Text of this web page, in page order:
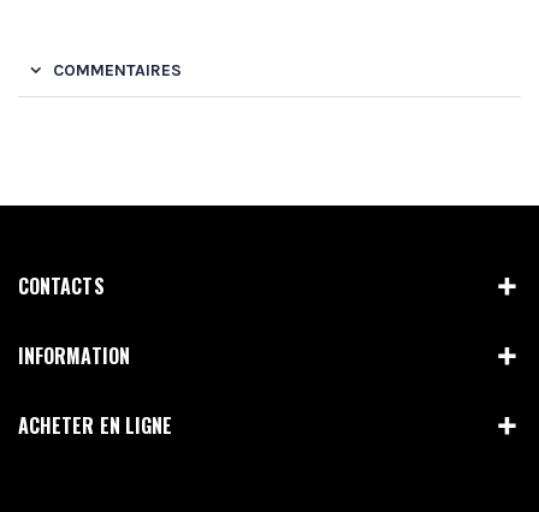
COMMENTAIRES
CONTACTS
INFORMATION
ACHETER EN LIGNE